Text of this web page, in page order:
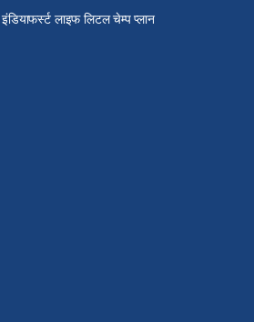
इंडियाफर्स्ट लाइफ लिटल चेम्प प्लान